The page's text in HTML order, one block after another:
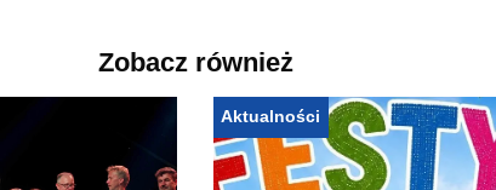
Zobacz również
Aktualności